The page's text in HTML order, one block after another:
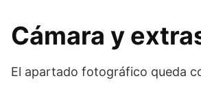
Cámara y
El apartado fotográfico queda